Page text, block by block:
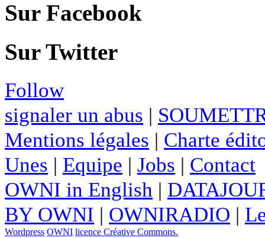
Sur Facebook
Sur Twitter
Follow
signaler un abus |
Mentions légales | Charte
Unes | Equipe | Jobs | Contact
OWNI in English |
BY OWNI | OWNIRADIO |
Wordpress OWNI licence Créative Commons.